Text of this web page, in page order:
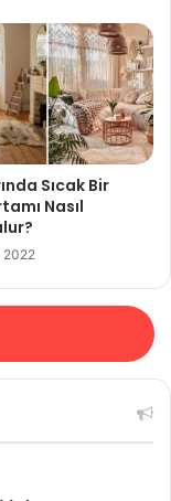
Sıcak Bir
Nasıl
2022